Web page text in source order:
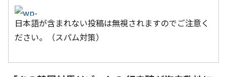
日本語が含まれない投稿は無視されますのでご注意く
ださい。（スパム対策）